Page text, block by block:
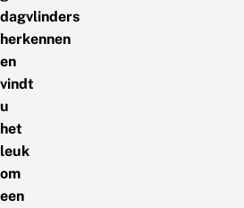
dagvlinders
herkennen
en
vindt
u
het
leuk
om
een